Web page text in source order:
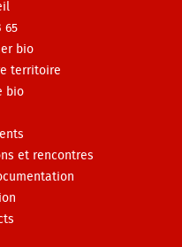
65
bio
territoire
bio
et rencontres